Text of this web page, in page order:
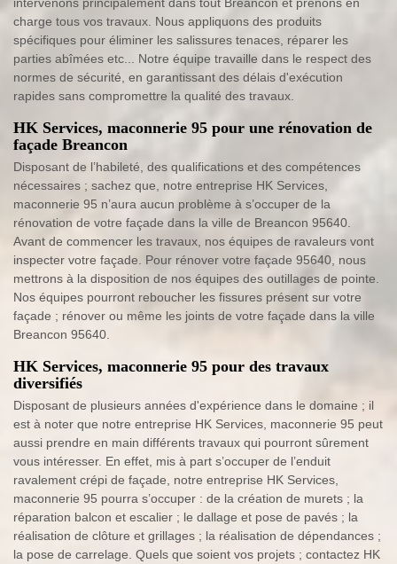
intervenons principalement dans tout Breancon et prenons en
charge tous vos travaux. Nous appliquons des produits
spécifiques pour éliminer les salissures tenaces, réparer les
parties abîmées etc... Notre équipe travaille dans le respect des
normes de sécurité, en garantissant des délais d'exécution
rapides sans compromettre la qualité des travaux.
HK Services, maconnerie 95 pour une rénovation de
façade Breancon
Disposant de l’habileté, des qualifications et des compétences
nécessaires ; sachez que, notre entreprise HK Services,
maconnerie 95 n’aura aucun problème à s’occuper de la
rénovation de votre façade dans la ville de Breancon 95640.
Avant de commencer les travaux, nos équipes de ravaleurs vont
inspecter votre façade. Pour rénover votre façade 95640, nous
mettrons à la disposition de nos équipes des outillages de pointe.
Nos équipes pourront reboucher les fissures présent sur votre
façade ; rénover ou même les joints de votre façade dans la ville
Breancon 95640.
HK Services, maconnerie 95 pour des travaux
diversifiés
Disposant de plusieurs années d'expérience dans le domaine ; il
est à noter que notre entreprise HK Services, maconnerie 95 peut
aussi prendre en main différents travaux qui pourront sûrement
vous intéresser. En effet, mis à part s’occuper de l’enduit
ravalement crépi de façade, notre entreprise HK Services,
maconnerie 95 pourra s’occuper : de la création de murets ; la
réparation balcon et escalier ; le dallage et pose de pavés ; la
réalisation de clôture et grillages ; la réalisation de dépendances ;
la pose de carrelage. Quels que soient vos projets ; contactez HK